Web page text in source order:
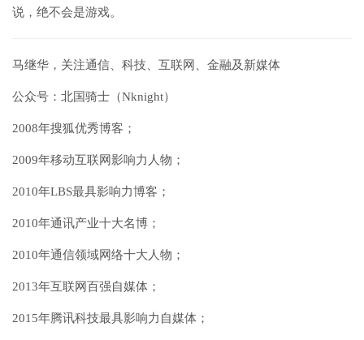
说，绝不会是游戏。
马继华，关注通信、科技、互联网、金融及新媒体
公众号：北国骑士（Nknight）
2008年搜狐优秀博客；
2009年移动互联网影响力人物；
2010年LBS最具影响力博客；
2010年通讯产业十大名博；
2010年通信领域网络十大人物；
2013年互联网百强自媒体；
2015年腾讯科技最具影响力自媒体；